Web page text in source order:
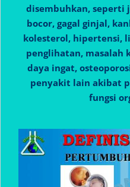
disembuhkan, seperti
bocor, gagal ginjal,
kolesterol, hipertensi,
penglihatan, masalah
daya ingat,
penyakit lain akibat
fungsi